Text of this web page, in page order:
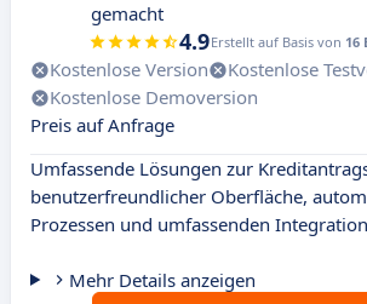
gemacht
4.9Erstellt auf Basis von 16
Kostenlose Version
Kostenlose
Kostenlose Demoversion
Preis auf Anfrage
Umfassende Lösungen zur
benutzerfreundlicher Oberfläche,
Prozessen und umfassenden
Mehr Details anzeigen